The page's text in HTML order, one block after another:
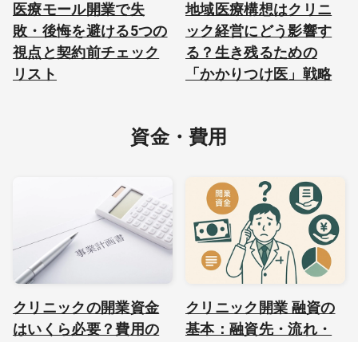
医療モール開業で失
敗・後悔を避ける5つの
視点と契約前チェック
リスト
地域医療構想はクリニ
ック経営にどう影響す
る？生き残るための
「かかりつけ医」戦略
資金・費用
クリニックの開業資金
はいくら必要？費用の
クリニック開業 融資の
基本：融資先・流れ・